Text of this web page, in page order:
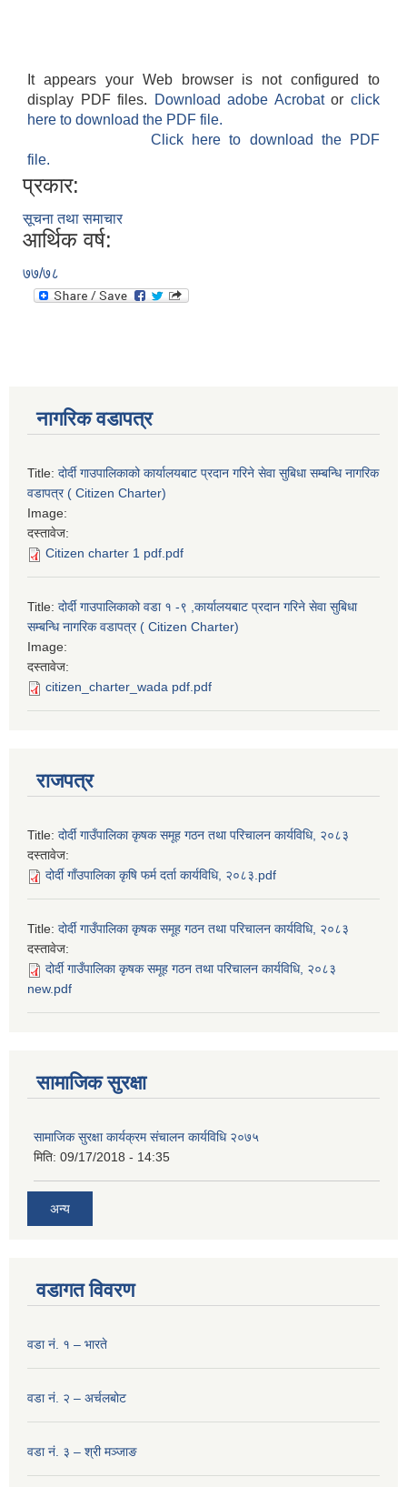
It appears your Web browser is not configured to
display PDF files.
Download adobe Acrobatorclick
here to download the PDF file.
Click here to download the PDF
file.
प्रकार:
सूचना तथा समाचार
आर्थिक वर्ष:
७७/७८
नागरिक वडापत्र
Title: दोर्दी गाउपालिकाको कार्यालयबाट प्रदान गरिने सेवा सुबिधा सम्बन्धि नागरिक
वडापत्र ( Citizen Charter)
Image:
दस्तावेज:
Citizen charter 1 pdf.pdf
Title: दोर्दी गाउपालिकाको वडा १ -९ ,कार्यालयबाट प्रदान गरिने सेवा सुबिधा
सम्बन्धि नागरिक वडापत्र ( Citizen Charter)
Image:
दस्तावेज:
citizen_charter_wada pdf.pdf
राजपत्र
Title: दोर्दी गाउँपालिका कृषक समूह गठन तथा परिचालन कार्यविधि, २०८३
दस्तावेज:
दोर्दी गाँउपालिका कृषि फर्म दर्ता कार्यविधि, २०८३.pdf
Title: दोर्दी गाउँपालिका कृषक समूह गठन तथा परिचालन कार्यविधि, २०८३
दस्तावेज:
दोर्दी गाउँपालिका कृषक समूह गठन तथा परिचालन कार्यविधि, २०८३
new.pdf
सामाजिक सुरक्षा
सामाजिक सुरक्षा कार्यक्रम संचालन कार्यविधि २०७५
मिति: 09/17/2018 - 14:35
अन्य
वडागत विवरण
वडा नं. १ – भारते
वडा नं. २ – अर्चलबोट
वडा नं. ३ – श्री मञ्‍जाङ